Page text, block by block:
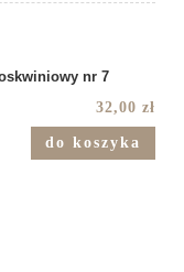
nr 7
32,00 zł
do koszyka